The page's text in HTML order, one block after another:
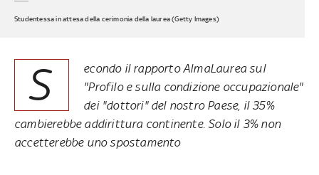
Studentessa in attesa della cerimonia della laurea (Getty Images)
S
econdo il rapporto AlmaLaurea sul
"Profilo e sulla condizione occupazionale"
dei "dottori" del nostro Paese, il 35%
cambierebbe addirittura continente. Solo il 3% non
accetterebbe uno spostamento